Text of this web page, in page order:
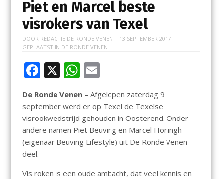
Piet en Marcel beste
visrokers van Texel
DOOR REDACTIE DE RONDE VENEN | 13 SEPTEMBER 2017|
GEPLAATST IN DE RONDE VENEN
F
ac
e
b
o
o
k
X W
at
s
A
p
p
E
m
ai
l
De Ronde Venen – Afgelopen zaterdag 9
september werd er op Texel de Texelse
visrookwedstrijd gehouden in Oosterend. Onder
andere namen Piet Beuving en Marcel Honingh
(eigenaar Beuving Lifestyle) uit De Ronde Venen
deel.
Vis roken is een oude ambacht, dat veel kennis en